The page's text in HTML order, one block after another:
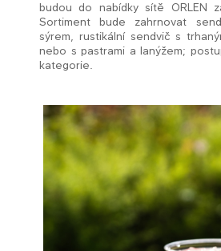
budou do nabídky sítě ORLEN
Sortiment bude zahrnovat
sýrem, rustikální sendvič s
nebo s pastrami a lanýžem;
kategorie.